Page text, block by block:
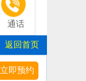
通话
返回首页
立即预约